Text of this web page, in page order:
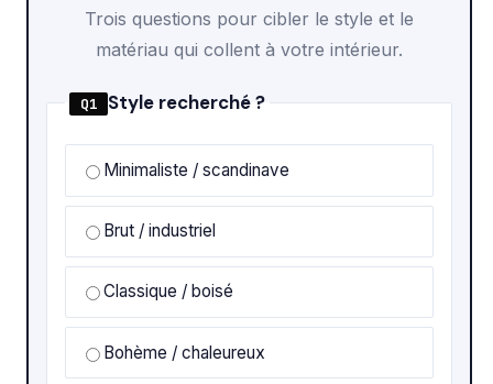
Trois questions pour cibler le style et le
matériau qui collent à votre intérieur.
Q1 Style recherché ?
Minimaliste / scandinave
Brut / industriel
Classique / boisé
Bohème / chaleureux